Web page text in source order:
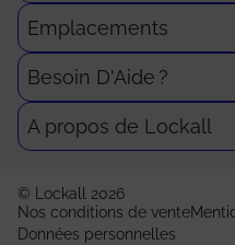
Emplacements
Besoin D'Aide ?
A propos de Lockall
© Lockall 2026
Nos conditions de vente
Données personnelles